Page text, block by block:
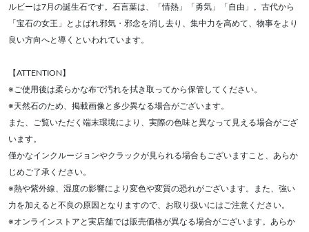
ルビーは7月の誕生石です。石言葉は、「情熱」「勇気」「自由」。古代から
「宝石の女王」とよばれ邪気・邪念を消し去り、集中力を高めて、物事をより
良い方向へと導くといわれています。
【ATTENTION】
※ご使用後は柔らかな布で汚れを拭き取ってから保管してください。
※天然石のため、掲載画像と多少異なる場合がございます。
また、ご覧いただく端末環境により、実際の色味と異なって見える場合がござ
います。
僅かなインクルージョンやクラックが見られる場合もございますこと、あらか
じめご了承ください。
※熱や紫外線、湿度の影響により変色や変質の恐れがございます。また、強い
力を加えると不良の原因となりますので、お取り扱いにはご注意ください。
※オンラインストアと実店舗では販売価格が異なる場合がございます。あらか